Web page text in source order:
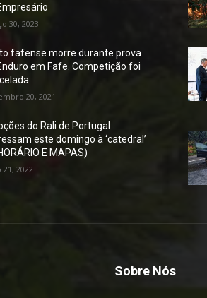
30, 2023
fafense morre durante prova
em Fafe. Competição foi
20, 2021
do Rali de Portugal
este domingo à ‘catedral’
E MAPAS)
21, 2022
Sobre Nós